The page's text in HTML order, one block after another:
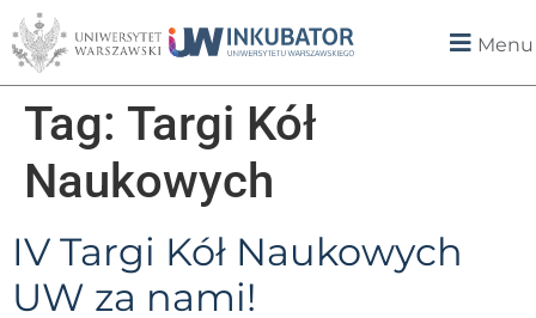
Menu
Tag: Targi Kół
Naukowych
IV Targi Kół Naukowych
UW za nami!